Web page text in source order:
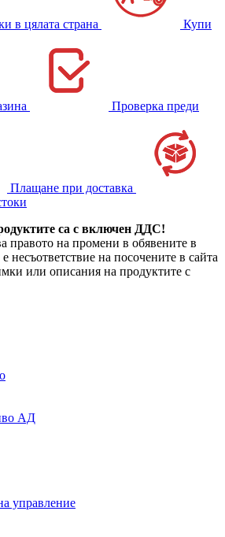
в цялата страна Купи
Проверка преди
Плащане при доставка
са с включен ДДС!
правото на промени в обявените в
несъответствие на посочените в сайта
или описания на продуктите с
АД
управление